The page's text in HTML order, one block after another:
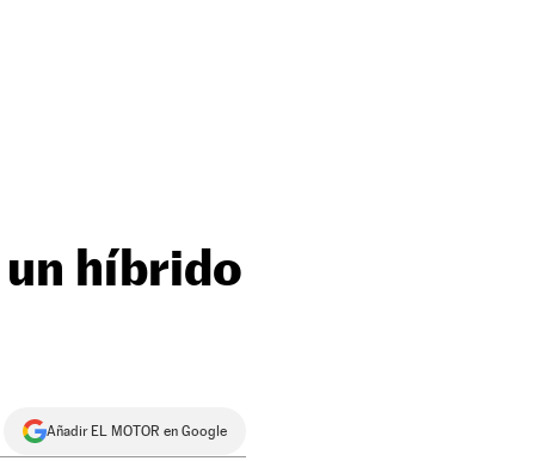
híbrido
Añadir EL MOTOR en Google